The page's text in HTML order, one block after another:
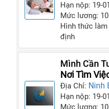
Hạn nộp: 19-
Mức lương:
Hình thức
định
Mình Cần
Gấp Cho
Nơi Tìm
Địa Chỉ: Ninh
Hạn nộp: 19-
Mức lương: